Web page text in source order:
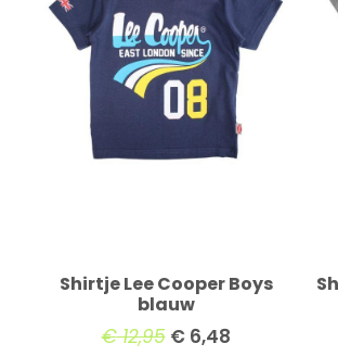
Shirtje Lee Cooper Boys
blauw
€12,95 €6,48